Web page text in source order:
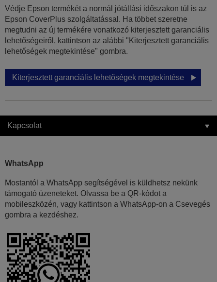
Védje Epson termékét a normál jótállási időszakon túl is az
Epson CoverPlus szolgáltatással. Ha többet szeretne
megtudni az új termékére vonatkozó kiterjesztett garanciális
lehetőségeiről, kattintson az alábbi "Kiterjesztett garanciális
lehetőségek megtekintése" gombra.
Kiterjesztett garanciális lehetőségek megtekintése
Kapcsolat
WhatsApp
Mostantól a WhatsApp segítségével is küldhetsz nekünk
támogató üzeneteket. Olvassa be a QR-kódot a
mobileszközén, vagy kattintson a WhatsApp-on a Csevegés
gombra a kezdéshez.